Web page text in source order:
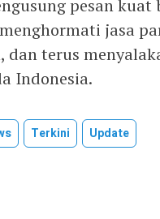
pesan
jasa
dan terus
Indonesia.
Terkini Update